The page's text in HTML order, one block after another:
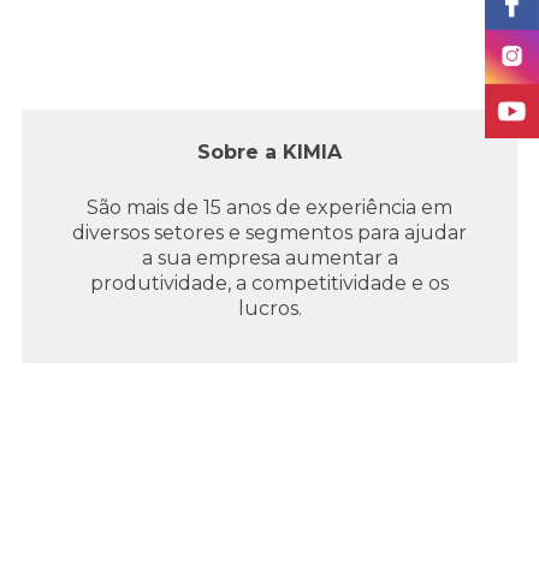
Sobre a KIMIA
São mais de 15 anos de experiência em
diversos setores e segmentos para ajudar
a sua empresa aumentar a
produtividade, a competitividade e os
lucros.